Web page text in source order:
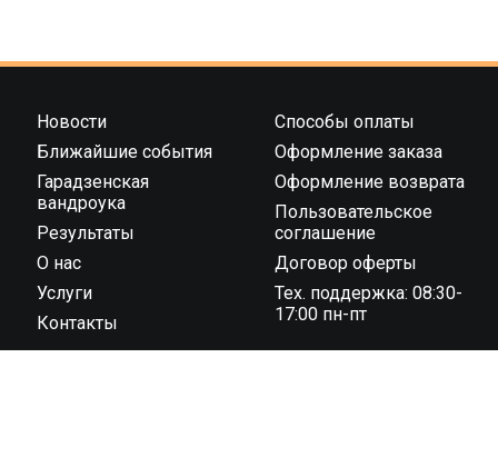
Новости
Ближайшие события
Гарадзенская
вандроука
Результаты
О нас
Услуги
Контакты
Способы оплаты
Оформление заказа
Оформление возврата
Пользовательское
соглашение
Договор оферты
Тех. поддержка: 08:30-
17:00 пн-пт